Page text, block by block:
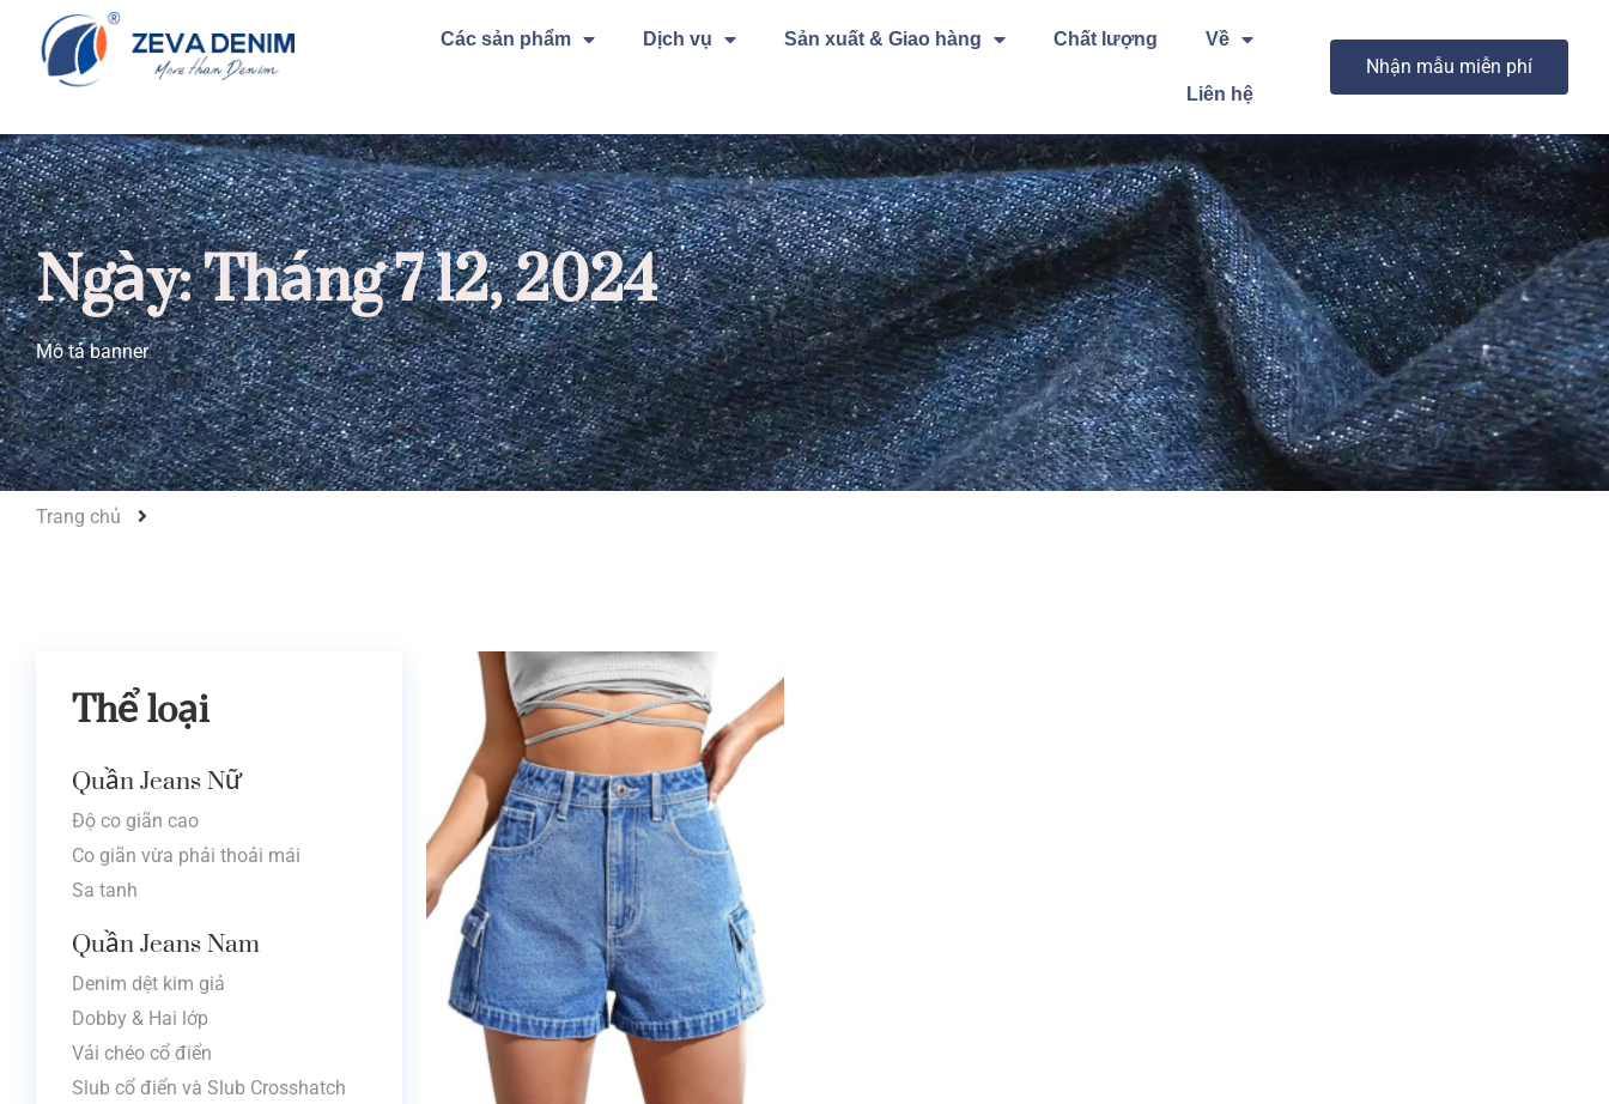
Các sản phẩm Dịch vụ Sản xuất & Giao hàng Chất lượng Về
Liên hệ
Nhận mẫu miễn phí
Ngày: Tháng 7 12, 2024
Mô tả banner
Trang chủ
Thể loại
Quần Jeans Nữ
Độ co giãn cao
Co giãn vừa phải thoải mái
Sa tanh
Quần Jeans Nam
Denim dệt kim giả
Dobby & Hai lớp
Vải chéo cổ điển
Slub cổ điển và Slub Crosshatch